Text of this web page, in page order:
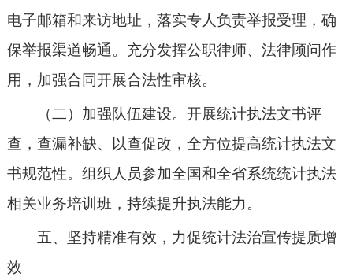
电子邮箱和来访地址，落实专人负责举报受理，确
保举报渠道畅通。充分发挥公职律师、法律顾问作
用，加强合同开展合法性审核。
（二）加强队伍建设。开展统计执法文书评
查，查漏补缺、以查促改，全方位提高统计执法文
书规范性。组织人员参加全国和全省系统统计执法
相关业务培训班，持续提升执法能力。
五、坚持精准有效，力促统计法治宣传提质增
效